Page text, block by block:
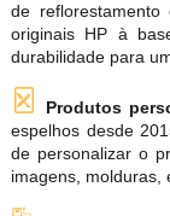
de
originais HP à
durabilidade para
Produtos
espelhos desde
de personalizar o
imagens, molduras,